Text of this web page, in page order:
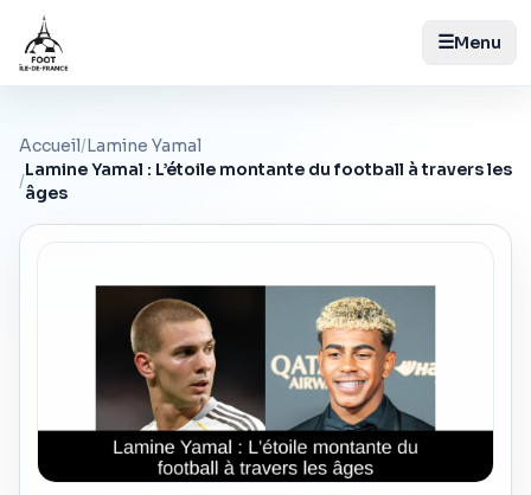
☰Menu
Accueil/Lamine Yamal
/
Lamine Yamal : L’étoile montante du football à travers les
âges